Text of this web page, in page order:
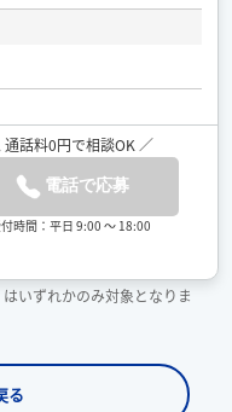
通話料0円で相談OK ／
電話で応募
時間：平日 9:00 ～ 18:00
いずれかのみ対象となりま
る